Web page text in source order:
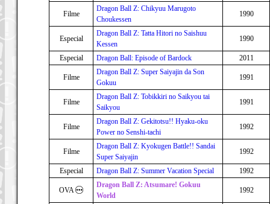
Filme
Dragon Ball Z: Chikyuu Marugoto
Choukessen
1990
Especial
Dragon Ball Z: Tatta Hitori no Saishuu
Kessen
1990
Especial Dragon Ball: Episode of Bardock 2011
Filme
Dragon Ball Z: Super Saiyajin da Son
Gokuu
1991
Filme
Dragon Ball Z: Tobikkiri no Saikyou tai
Saikyou
1991
Filme
Dragon Ball Z: Gekitotsu!! Hyaku-oku
Power no Senshi-tachi
1992
Filme
Dragon Ball Z: Kyokugen Battle!! Sandai
Super Saiyajin
1992
Especial Dragon Ball Z: Summer Vacation Special 1992
OVA
Dragon Ball Z: Atsumare! Gokuu
World
1992